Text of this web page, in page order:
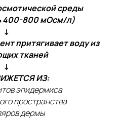
среды
400-800 мОсм/л)
↓
притягивает воду из
тканей
↓
ИЗ:
эпидермиса
пространства
дермы